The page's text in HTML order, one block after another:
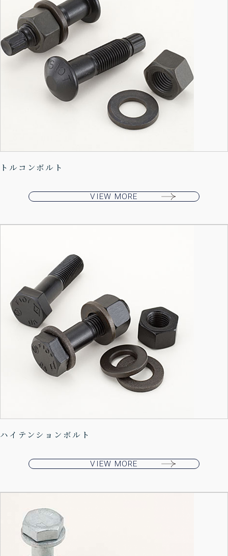
トルコンボルト
VIEW MORE
ハイテンションボルト
VIEW MORE